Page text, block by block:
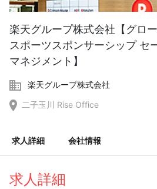
楽天グループ株式会社【グロ
スポーツスポンサーシップ セ
マネジメント】
楽天グループ株式会社
二子玉川 Rise Office
求人詳細 会社情報
求人詳細